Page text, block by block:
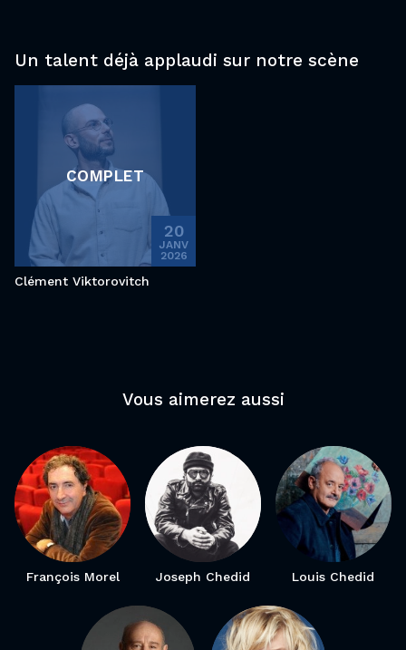
Un talent déjà applaudi sur notre scène
COMPLET
20
JANV
2026
Clément Viktorovitch
Vous aimerez aussi
François Morel Joseph Chedid Louis Chedid